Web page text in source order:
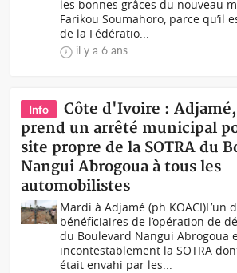
les bonnes grâces du nouveau
Farikou Soumahoro, parce qu’il
de la Fédératio...
il y a 6 ans
Info
Côte d'Ivoire :
prend un arrêté municipal
site propre de la SOTRA du
Nangui Abrogoua à tous les
automobilistes
Mardi à Adjamé (ph KOACI)L’un
bénéficiaires de l’opération de
du Boulevard Nangui Abrogoua
incontestablement la SOTRA
était envahi par les...